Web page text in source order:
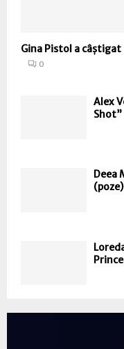
Gina Pistol a
0
Alex
Shot”
Deea
(poze)